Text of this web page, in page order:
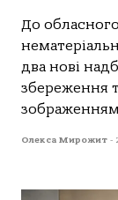
До
два нові
збереження
Олекса Мирожит -